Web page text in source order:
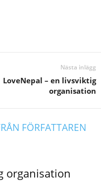
Nästa inlägg
LoveNepal – en livsviktig
organisation
FÖRFATTAREN
organisation